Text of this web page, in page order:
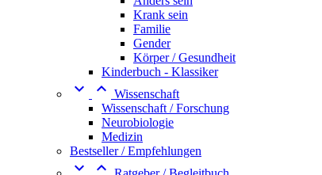
Krank sein
Familie
Gender
Körper / Gesundheit
Kinderbuch - Klassiker
  Wissenschaft
Wissenschaft / Forschung
Neurobiologie
Medizin
Bestseller / Empfehlungen
 